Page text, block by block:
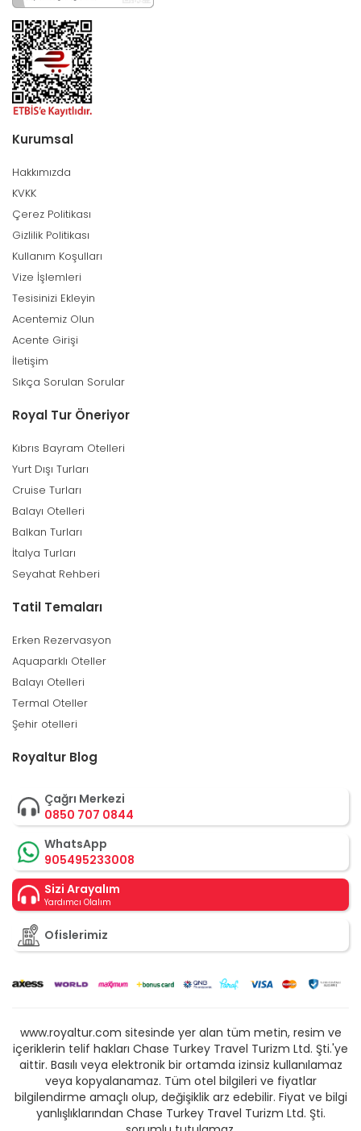
Kurumsal
Hakkımızda
KVKK
Çerez Politikası
Gizlilik Politikası
Kullanım Koşulları
Vize İşlemleri
Tesisinizi Ekleyin
Acentemiz Olun
Acente Girişi
İletişim
Sıkça Sorulan Sorular
Royal Tur Öneriyor
Kıbrıs Bayram Otelleri
Yurt Dışı Turları
Cruise Turları
Balayı Otelleri
Balkan Turları
İtalya Turları
Seyahat Rehberi
Tatil Temaları
Erken Rezervasyon
Aquaparklı Oteller
Balayı Otelleri
Termal Oteller
Şehir otelleri
Royaltur Blog
Çağrı Merkezi
0850 707 0844
WhatsApp
905495233008
Sizi Arayalım
Yardımcı Olalım
Ofislerimiz
www.royaltur.com sitesinde yer alan tüm metin, resim ve
içeriklerin telif hakları Chase Turkey Travel Turizm Ltd. Şti.'ye
aittir. Basılı veya elektronik bir ortamda izinsiz kullanılamaz
veya kopyalanamaz. Tüm otel bilgileri ve fiyatlar
bilgilendirme amaçlı olup, değişiklik arz edebilir. Fiyat ve bilgi
yanlışlıklarından Chase Turkey Travel Turizm Ltd. Şti.